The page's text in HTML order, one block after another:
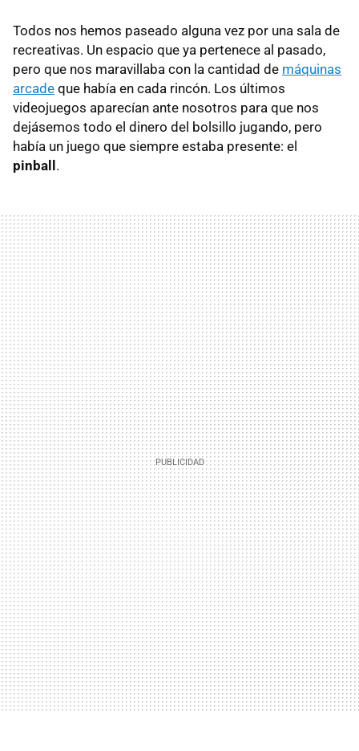
Todos nos hemos paseado alguna vez por una sala de
recreativas. Un espacio que ya pertenece al pasado,
pero que nos maravillaba con la cantidad de máquinas
arcade que había en cada rincón. Los últimos
videojuegos aparecían ante nosotros para que nos
dejásemos todo el dinero del bolsillo jugando, pero
había un juego que siempre estaba presente: el
pinball .